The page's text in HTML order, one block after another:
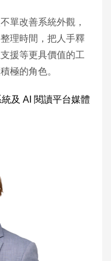
單改善系統外觀，
理時間，把人手釋
援等更具價值的工
極的角色。
及 AI 閱讀平台媒體